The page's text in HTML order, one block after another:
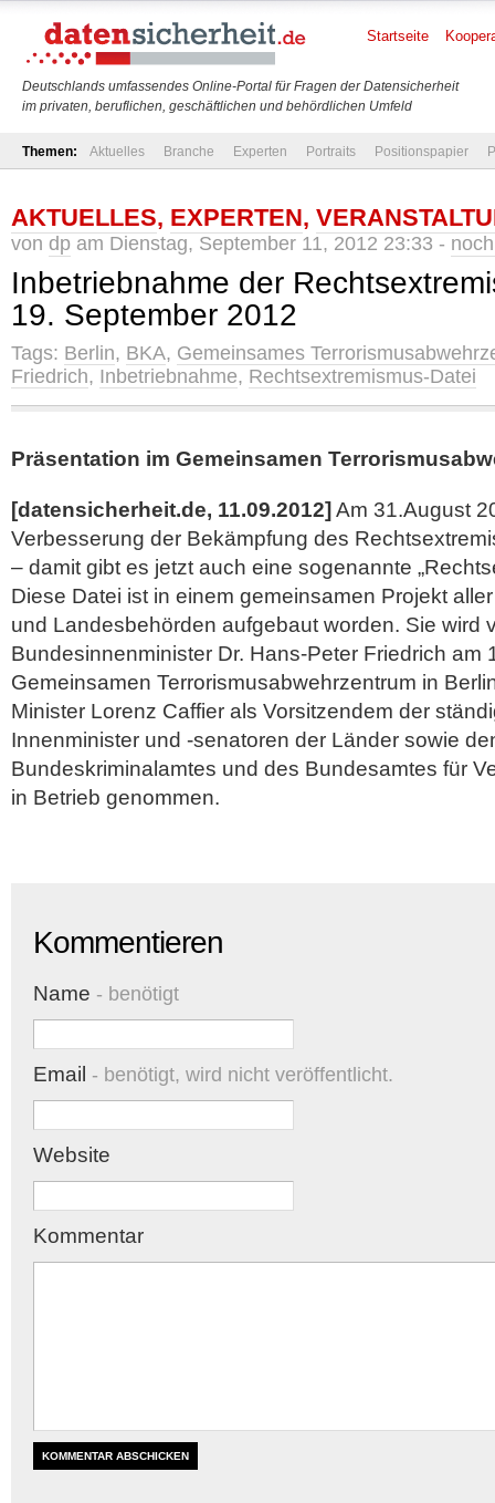
Deutschlands umfassendes Online-Portal für Fragen der Datensicherheit
im privaten, beruflichen, geschäftlichen und behördlichen Umfeld
Startseite
Themen: Aktuelles Branche Experten Portraits Positionspapier
AKTUELLES, EXPERTEN,
von dp am Dienstag, September 11, 2012 23:33 -
Inbetriebnahme der
19. September 2012
Tags: Berlin, BKA, Gemeinsames
Friedrich, Inbetriebnahme, Rechtsextremismus-Datei
Präsentation im Gemeinsamen
[datensicherheit.de, 11.09.2012] Am 31.August
Verbesserung der Bekämpfung des
– damit gibt es jetzt auch eine sogenannte
Diese Datei ist in einem gemeinsamen Projekt
und Landesbehörden aufgebaut worden. Sie wird
Bundesinnenminister Dr. Hans-Peter Friedrich am
Gemeinsamen Terrorismusabwehrzentrum in
Minister Lorenz Caffier als Vorsitzendem der
Innenminister und -senatoren der Länder sowie
Bundeskriminalamtes und des Bundesamtes für
in Betrieb genommen.
Kommentieren
Name - benötigt
Email - benötigt, wird nicht veröffentlicht.
Website
Kommentar